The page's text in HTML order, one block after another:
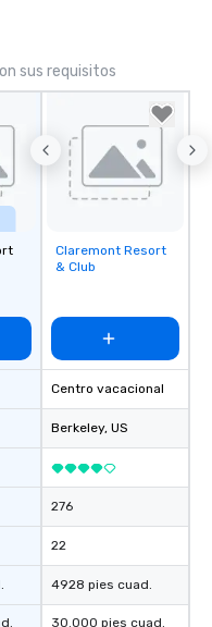
sus requisitos
Removed from
favorites
Claremont Resort
& Club
Centro vacacional
Berkeley, US
276
22
4928 pies cuad.
30.000 pies cuad.